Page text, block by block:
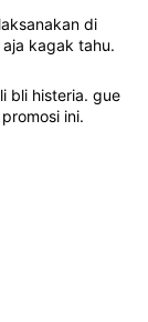
di
kagak tahu.
bli histeria. gue
ini.